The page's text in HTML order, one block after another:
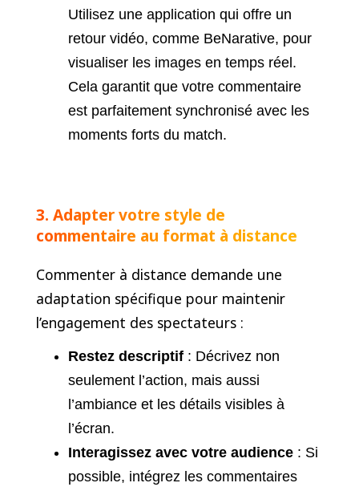
Utilisez une application qui offre un
retour vidéo, comme BeNarative, pour
visualiser les images en temps réel.
Cela garantit que votre commentaire
est parfaitement synchronisé avec les
moments forts du match.
3. Adapter votre style de
commentaire au format à distance
Commenter à distance demande une
adaptation spécifique pour maintenir
l’engagement des spectateurs :
Restez descriptif: Décrivez non
seulement l’action, mais aussi
l’ambiance et les détails visibles à
l’écran.
Interagissez avec votre audience: Si
possible, intégrez les commentaires